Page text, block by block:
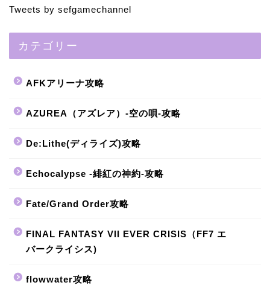
Tweets by sefgamechannel
カテゴリー
AFKアリーナ攻略
AZUREA（アズレア）-空の唄-攻略
De:Lithe(ディライズ)攻略
Echocalypse -緋紅の神約-攻略
Fate/Grand Order攻略
FINAL FANTASY VII EVER CRISIS（FF7 エ
バークライシス)
flowwater攻略